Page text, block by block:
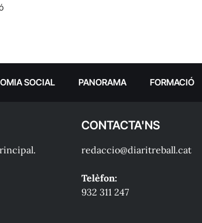
SOCIAL PANORAMA FORMACIÓ
CONTACTA'NS
redaccio@diaritreball.cat
Telèfon:
932 311 247